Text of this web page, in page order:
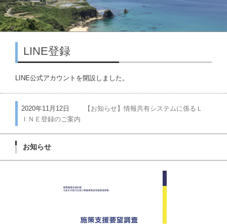
LINE登録
LINE公式アカウントを開設しました。
2020年11月12日
【お知らせ】情報共有システムに係るＬ
ＩＮＥ登録のご案内
お知らせ